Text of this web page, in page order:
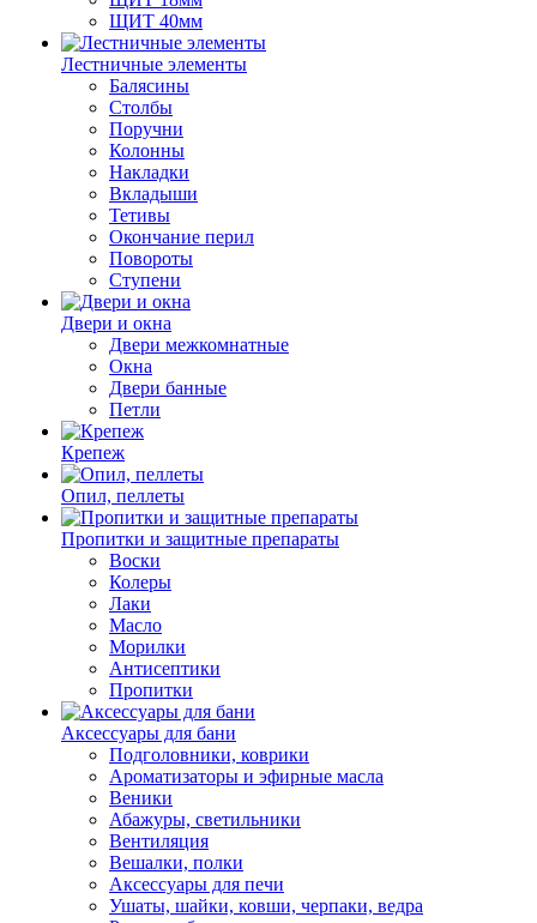
ЩИТ 40мм
Лестничные элементы
Балясины
Столбы
Поручни
Колонны
Накладки
Вкладыши
Тетивы
Окончание перил
Повороты
Ступени
Двери и окна
Двери межкомнатные
Окна
Двери банные
Петли
Крепеж
Опил, пеллеты
Пропитки и защитные препараты
Воски
Колеры
Лаки
Масло
Морилки
Антисептики
Пропитки
Аксессуары для бани
Подголовники, коврики
Ароматизаторы и эфирные масла
Веники
Абажуры, светильники
Вентиляция
Вешалки, полки
Аксессуары для печи
Ушаты, шайки, ковши, черпаки, ведра